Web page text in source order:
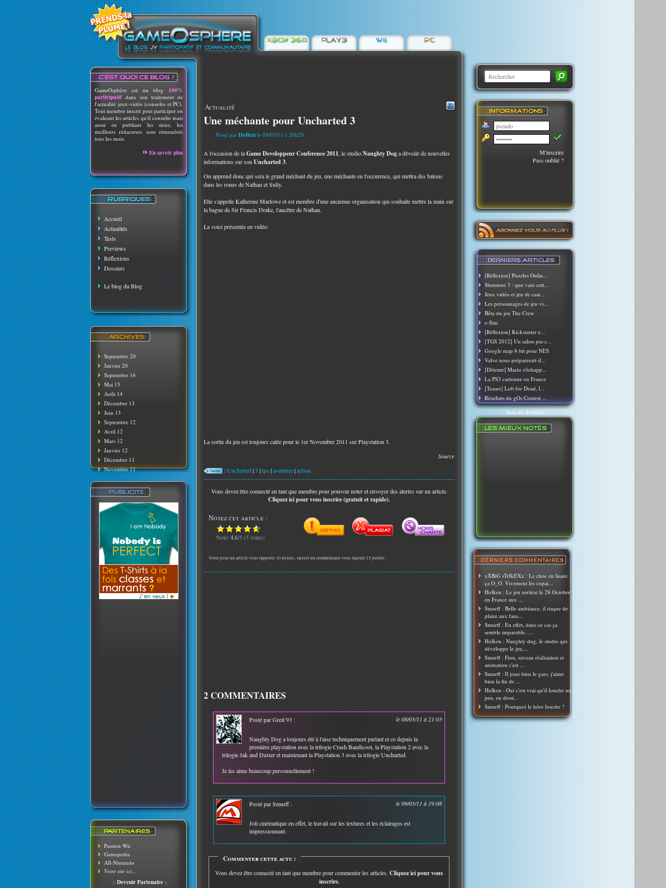
GameOsphère est un blog 100%
participatif dans son traitement de
l'actualité jeux-vidéo (consoles et PC).
Tout membre inscrit peut participer en
évaluant les articles qu'il consulte mais
aussi en publiant les siens; les
meilleurs rédacteurs sont rémunérés
tous les mois.
En savoir plus
Accueil
Actualités
Tests
Previews
Réflexions
Dossiers
Le blog du Blog
Septembre 20
Janvier 20
Septembre 16
Mai 15
Août 14
Décembre 13
Juin 13
Septembre 12
Avril 12
Mars 12
Janvier 12
Décembre 11
Novembre 11
Passion Wii
Gamepedia
All-Nintendo
Votre site ici...
:: Devenir Partenaire ::
M'inscrire
Pass oublié ?
[Réflexion] Puzzles Onlin...
Shenmue 3 : que vaut cett...
Jeux vidéo et jeu de casi...
Les personnages de jeu vi...
Bêta du jeu The Crew
e-Sim
[Réflexion] Kickstarter e...
[TGS 2012] Un salon pas c...
Google map 8 bit pour NES
Valve nous préparerait-il...
[Détente] Mario s'échapp...
La PS3 cartonne en France
[Teaser] Left for Dead, l...
Résultats du gOs Contest ...
:: Tous les derniers::
xXBiG sTrIkEXx : Le choc en lisant
ça O_O. Vivement les copai...
Holken : Le jeu sortirai le 28 Octobre
en France aux ...
Smurff : Belle ambiance, il risque de
plaire aux fans...
Smurff : En effet, dans ce cas ça
semble imparable......
Holken : Naughty dog, le studio qui
développe le jeu,...
Smurff : Fiou, niveau réalisation et
animation c'est ...
Smurff : Il joue bien le gars, j'aime
bien la fin de ...
Holken : Oui c'est vrai qu'il louche un
peu, en dessi...
Smurff : Pourquoi le héro louche ?
Actualité
Une méchante pour Uncharted 3
Posté par Holken le 08/03/11 à 20h20
A l'occasion de laGame Developpeur Conference 2011, le studioNaughty Doga dévoilé de nouvelles
informations sur son Uncharted 3.
On apprend donc qui sera le grand méchant du jeu, une méchante en l'occurence, qui mettra des batons
dans les roues de Nathan et Sully.
Elle s'appelle Katherine Marlowe et est membre d'une ancienne organisation qui souhaite mettre la main sur
la bague de Sir Francis Drake, l'ancêtre de Nathan.
La voici présentée en vidéo:
La sortie du jeu est toujours calée pour le 1er Novembre 2011 sur Playstation 3.
Source
:Uncharted|3 |tps |aventure|action
Vous devez être connecté en tant que membre pour pouvoir noter et envoyer des alertes sur un article.
Cliquez ici pour vous inscrire (gratuit et rapide).
Notez cet article :
Note: 4.6/5 (5 votes)
Voter pour un article vous rapporte 10 points; laisser un commentaire vous rajoute 15 points.
2 COMMENTAIRES
Posté par Greil 93 : le 08/03/11 à 21:03
Naughty Dog a toujours été à l'aise techniquement parlant et ce depuis la
première playstation avec la trilogie Crash Bandicoot, la Playstation 2 avec la
trilogie Jak and Daxter et maintenant la Playstation 3 avec la trilogie Uncharted.
Je les aime beaucoup personnellement !
Posté par Smurff : le 09/03/11 à 19:08
Joli cinématique en effet, le travail sur les textures et les éclairages est
impressionnant.
Commenter cette actu :
Vous devez être connecté en tant que membre pour commenter les articles. Cliquez ici pour vous
inscrire.